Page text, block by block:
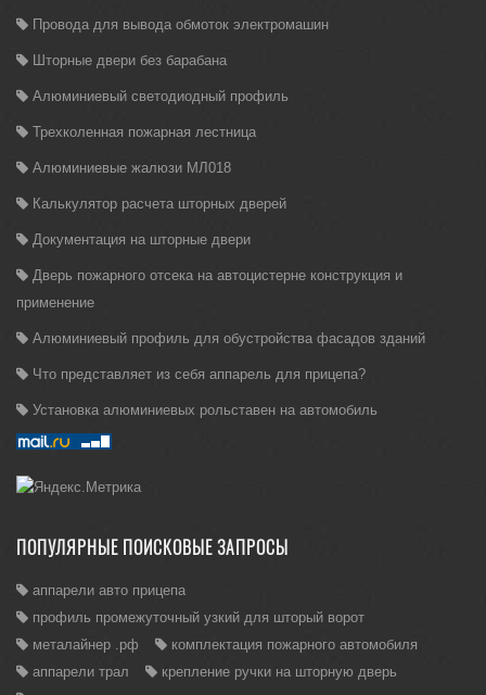
Провода для вывода обмоток электромашин
Шторные двери без барабана
Алюминиевый светодиодный профиль
Трехколенная пожарная лестница
Алюминиевые жалюзи МЛ018
Калькулятор расчета шторных дверей
Документация на шторные двери
Дверь пожарного отсека на автоцистерне конструкция и
применение
Алюминиевый профиль для обустройства фасадов зданий
Что представляет из себя аппарель для прицепа?
Установка алюминиевых рольставен на автомобиль
ПОПУЛЯРНЫЕ ПОИСКОВЫЕ ЗАПРОСЫ
аппарели авто прицепа
профиль промежуточный узкий для шторый ворот
металайнер .рф
комплектация пожарного автомобиля
аппарели трал
крепление ручки на шторную дверь